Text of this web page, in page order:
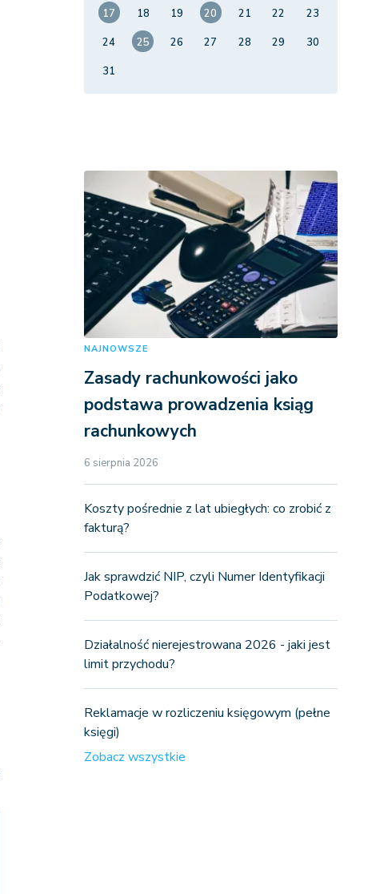
17
18 19 20 21 22
23
24
25 26 27 28 29
30
31
NAJNOWSZE
Zasady rachunkowości jako
podstawa prowadzenia ksiąg
rachunkowych
6 sierpnia 2026
Koszty pośrednie z lat ubiegłych: co zrobić z
fakturą?
Jak sprawdzić NIP, czyli Numer Identyfikacji
Podatkowej?
Działalność nierejestrowana 2026 - jaki jest
limit przychodu?
Reklamacje w rozliczeniu księgowym (pełne
księgi)
Zobacz wszystkie